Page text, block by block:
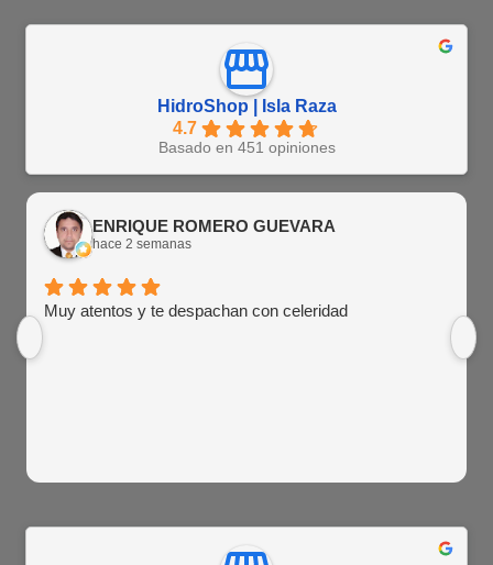
HidroShop | Isla Raza
4.7
Basado en 451 opiniones
ENRIQUE ROMERO GUEVARA
hace 2 semanas
Muy atentos y te despachan con celeridad